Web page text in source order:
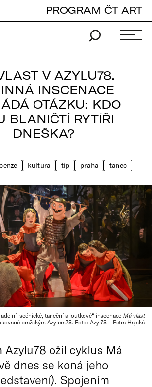
PROGRAM ČT ART
V AZYLU78.
INSCENACE
OTÁZKU: KDO
BLANIČTÍ RYTÍŘI
DNEŠKA?
kultura tip praha tanec
scénické, taneční a loutkové“ inscenace Má vlast
pražským Azylem78. Foto: Azyl78 – Petra Hajská
Azylu78 ožil cyklus Má
dnes se koná jeho
Spojením